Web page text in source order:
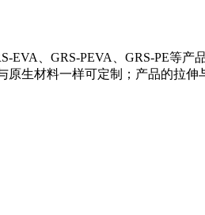
EVA、GRS-PEVA、GRS-PE等
原生材料一样可定制；产品的拉